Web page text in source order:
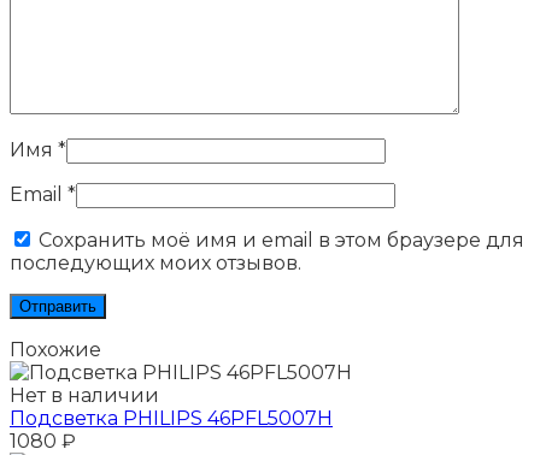
Имя *
Email *
Сохранить моё имя и email в этом браузере для
последующих моих отзывов.
Похожие
Нет в наличии
Подсветка PHILIPS 46PFL5007H
1080 ₽